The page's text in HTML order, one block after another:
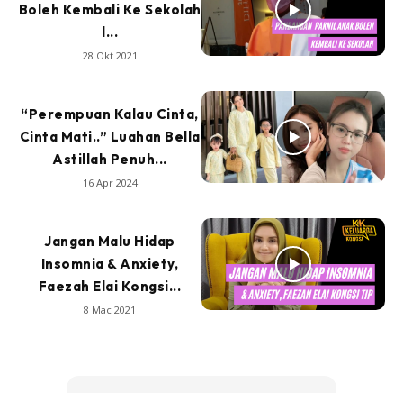
Boleh Kembali Ke Sekolah
l...
28 Okt 2021
“Perempuan Kalau Cinta,
Cinta Mati..” Luahan Bella
Astillah Penuh...
16 Apr 2024
Jangan Malu Hidap
Insomnia & Anxiety,
Faezah Elai Kongsi...
8 Mac 2021